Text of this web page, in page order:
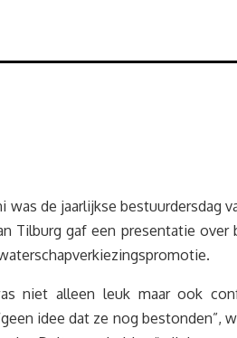
was de jaarlijkse bestuurdersdag
Tilburg gaf een presentatie
niet alleen leuk maar ook
idee dat ze nog bestonden”,